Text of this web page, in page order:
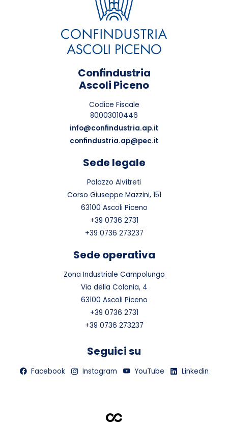
Confindustria
Ascoli Piceno
Codice Fiscale
80003010446
info@confindustria.ap.it
confindustria.ap@pec.it
Sede legale
Palazzo Alvitreti
Corso Giuseppe Mazzini, 151
63100 Ascoli Piceno
+39 0736 2731
+39 0736 273237
Sede operativa
Zona Industriale Campolungo
Via della Colonia, 4
63100 Ascoli Piceno
+39 0736 2731
+39 0736 273237
Seguici su
Facebook Instagram YouTube Linkedin